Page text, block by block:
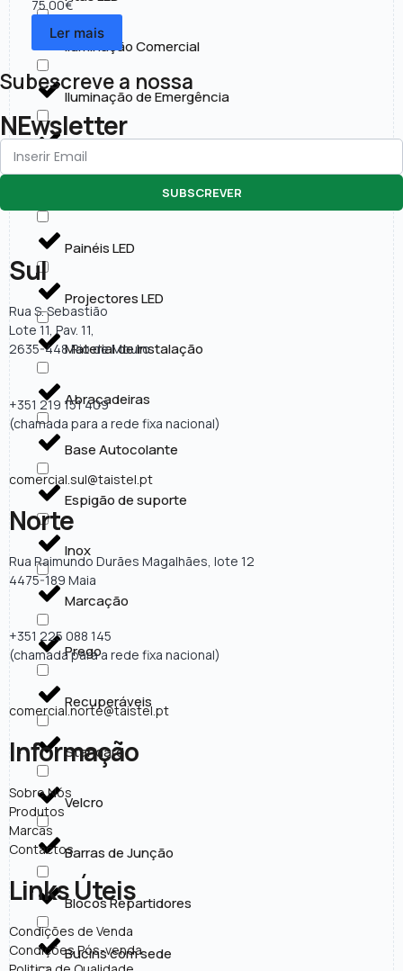
Iluminação Comercial
Iluminação de Emergência
Iluminação Exterior
Painéis LED
Projectores LED
Material de Instalação
Abraçadeiras
Base Autocolante
Espigão de suporte
Inox
Marcação
Prego
Recuperáveis
Standard
Velcro
Barras de Junção
Blocos Repartidores
Bucins com sede
75.00€
Ler mais
Subescreve a nossa
NEwsletter
SUBSCREVER
Sul
Rua S. Sebastião
Lote 11, Pav. 11,
2635-448 Rio de Mouro
+351 219 151 409
(chamada para a rede fixa nacional)
comercial.sul@taistel.pt
Norte
Rua Raimundo Durães Magalhães, lote 12
4475-189 Maia
+351 225 088 145
(chamada para a rede fixa nacional)
comercial.norte@taistel.pt
Informação
Sobre Nós
Produtos
Marcas
Contactos
Links Úteis
Condições de Venda
Condições Pós-venda